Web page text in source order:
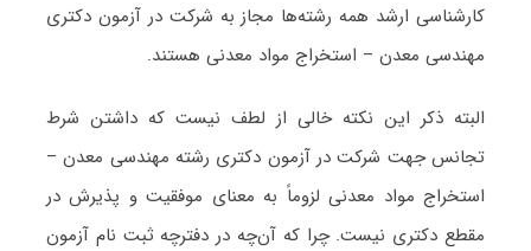
کارشناسی ارشد همه رشته‌ها مجاز به شرکت در آزمون دکتری
مهندسی معدن – استخراج مواد معدنی هستند.
البته ذکر این نکته خالی از لطف نیست که داشتن شرط
تجانس جهت شرکت در آزمون دکتری رشته مهندسی معدن –
استخراج مواد معدنی لزوماً به معنای موفقیت و پذیرش در
مقطع دکتری نیست. چرا که آن‌چه در دفترچه ثبت نام آزمون